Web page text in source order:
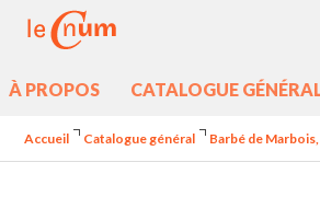
À PROPOS CATALOGUE
Accueil Catalogue général Barbé de